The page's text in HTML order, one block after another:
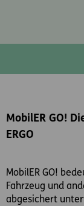
MobilER GO!
ERGO
MobilER GO!
Fahrzeug und
abgesichert